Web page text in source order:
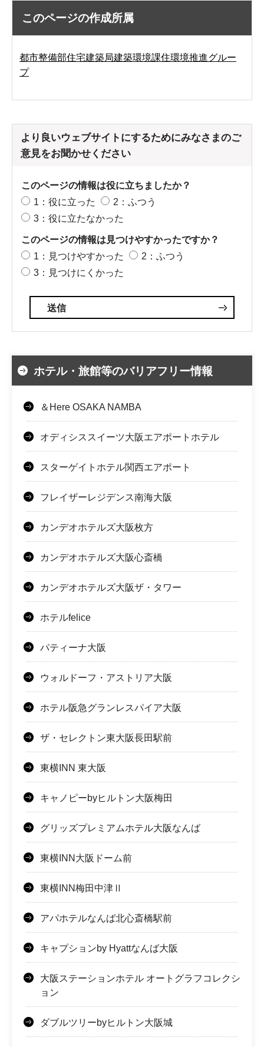
このページの作成所属
都市整備部住宅建築局建築環境課住環境推進グルー
プ
より良いウェブサイトにするためにみなさまのご
意見をお聞かせください
このページの情報は役に立ちましたか？
1：役に立った
2：ふつう
3：役に立たなかった
このページの情報は見つけやすかったですか？
1：見つけやすかった
2：ふつう
3：見つけにくかった
ホテル・旅館等のバリアフリー情報
＆Here OSAKA NAMBA
オディシススイーツ大阪エアポートホテル
スターゲイトホテル関西エアポート
フレイザーレジデンス南海大阪
カンデオホテルズ大阪枚方
カンデオホテルズ大阪心斎橋
カンデオホテルズ大阪ザ・タワー
ホテルfelice
パティーナ大阪
ウォルドーフ・アストリア大阪
ホテル阪急グランレスパイア大阪
ザ・セレクトン東大阪長田駅前
東横INN 東大阪
キャノピーbyヒルトン大阪梅田
グリッズプレミアムホテル大阪なんば
東横INN大阪ドーム前
東横INN梅田中津Ⅱ
アパホテルなんば北心斎橋駅前
キャプションby Hyattなんば大阪
大阪ステーションホテル オートグラフコレクシ
ョン
ダブルツリーbyヒルトン大阪城